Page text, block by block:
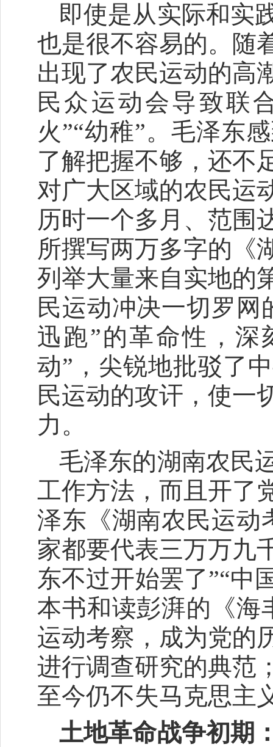
即使是从实际和实
也是很不容易的。随
出现了农民运动的高
民众运动会导致联
火”“幼稚”。毛泽东
了解把握不够，还不
对广大区域的农民运
历时一个多月、范围
所撰写两万多字的《
列举大量来自实地的
民运动冲决一切罗网
迅跑”的革命性，深
动”，尖锐地批驳了
民运动的攻讦，使一
力。
毛泽东的湖南农民
工作方法，而且开了
泽东《湖南农民运动
家都要代表三万万九
东不过开始罢了”“中
本书和读彭湃的《海
运动考察，成为党的
进行调查研究的典范
至今仍不失马克思主
土地革命战争初期